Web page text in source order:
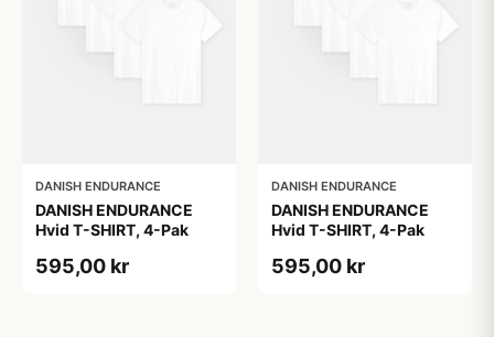
DANISH ENDURANCE
DANISH ENDURANCE
Hvid T-SHIRT, 4-Pak
595,00 kr
DANISH ENDURANCE
DANISH ENDURANCE
Hvid T-SHIRT, 4-Pak
595,00 kr